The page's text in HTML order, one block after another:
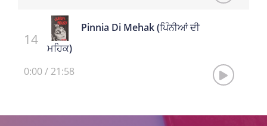
Pinnia Di Mehak (ਪਿੰਨੀਆਂ ਦੀ
ਮਹਿਕ)
0:00/ 21:58